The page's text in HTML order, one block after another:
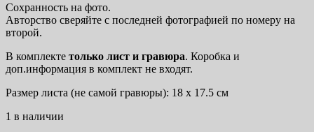
Сохранность на фото.
Авторство сверяйте с последней фотографией по номеру на
второй.
В комплекте только лист и гравюра. Коробка и
доп.информация в комплект не входят.
Размер листа (не самой гравюры): 18 х 17.5 см
1 в наличии